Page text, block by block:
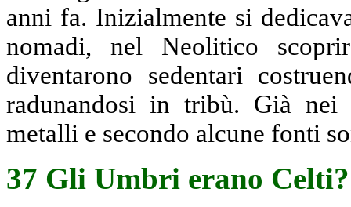
anni fa. Inizialmente si
nomadi, nel Neolitico
diventarono sedentari
radunandosi in tribù. Già nei
metalli e secondo alcune fonti
37 Gli Umbri erano Celti?